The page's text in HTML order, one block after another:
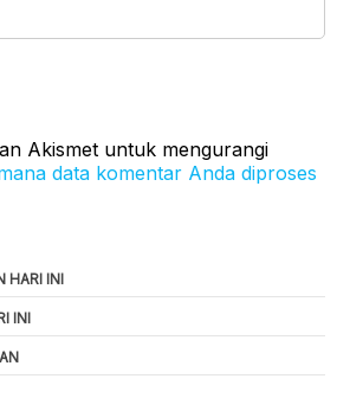
Akismet untuk mengurangi
data komentar Anda diproses
HARI INI
INI